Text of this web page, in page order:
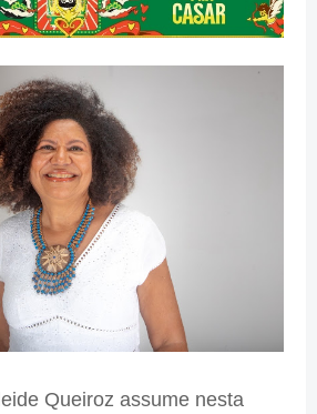
Queiroz assume nesta